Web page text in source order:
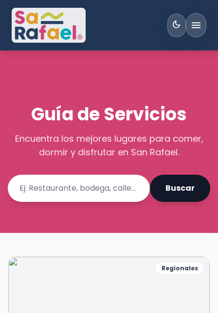
dark_mode menu
Guía de Servicios
Encuentra los mejores lugares para comer,
dormir y disfrutar en San Rafael.
Buscar
Regionales